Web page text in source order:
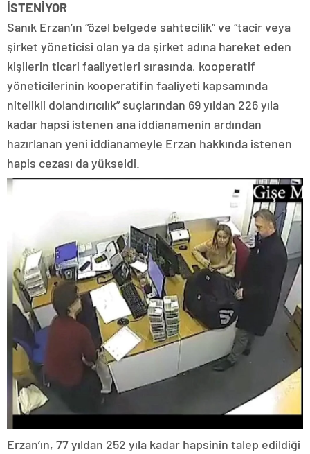
İSTENİYOR
Sanık Erzan’ın “özel belgede sahtecilik” ve “tacir veya
şirket yöneticisi olan ya da şirket adına hareket eden
kişilerin ticari faaliyetleri sırasında, kooperatif
yöneticilerinin kooperatifin faaliyeti kapsamında
nitelikli dolandırıcılık” suçlarından 69 yıldan 226 yıla
kadar hapsi istenen ana iddianamenin ardından
hazırlanan yeni iddianameyle Erzan hakkında istenen
hapis cezası da yükseldi.
Erzan’ın, 77 yıldan 252 yıla kadar hapsinin talep edildiği